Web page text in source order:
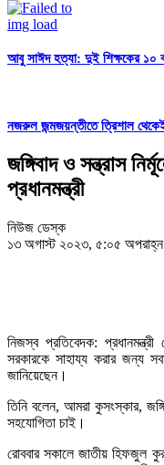
আবু সাঈদ হত্যা: দুই শিক্ষকের ১০
নজরুল জন্মজয়ন্তীতে ত্রিশাল
জঙ্গিবাদ ও সন্ত্রাস
প্রধানমন্ত্রী
নিউজ ডেস্ক
১৩ অগাস্ট ২০২৩, ৫:০৫ অপরাহ্ন
নিজস্ব প্রতিবেদক: প্রধানমন্ত্রী
সরকারকে সাহায্য করার জন্য
জানিয়েছেন।
তিনি বলেন, আমরা কুসংস্কার,
সহযোগিতা চাই।
রোববার সকালে জাতীয় হিফজুল